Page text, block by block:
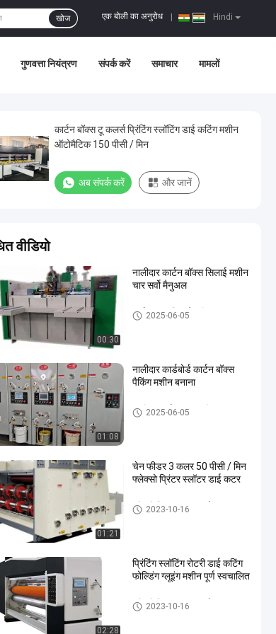
Hindi
एक बोली का अनुरोध
खोज
गुणवत्ता नियंत्रण संपर्क करें समाचार मामलों
कार्टन बॉक्स टू कलर्स प्रिंटिंग स्लॉटिंग डाई कटिंग मशीन
ऑटोमैटिक 150 पीसी / मिन
अब संपर्क करें और जानें
वीडियो
00:30
नालीदार कार्टन बॉक्स सिलाई मशीन
चार सर्वो मैनुअल
कार्टन बॉक्स सिलाई मशीन
2025-06-05
01:08
नालीदार कार्डबोर्ड कार्टन बॉक्स
पैकिंग मशीन बनाना
नालीदार कार्टन बॉक्स मशीन
2025-06-05
01:21
चेन फीडर 3 कलर 50 पीसी / मिन
फ्लेक्सो प्रिंटर स्लॉटर डाई कटर
फ्लेक्सो प्रिंटर स्लॉटर डाई कटर
2023-10-16
02:28
प्रिंटिंग स्लॉटिंग रोटरी डाई कटिंग
फोल्डिंग ग्लूइंग मशीन पूर्ण स्वचालित
फ्लेक्सो प्रिंटर स्लॉटर डाई कटर
2023-10-16